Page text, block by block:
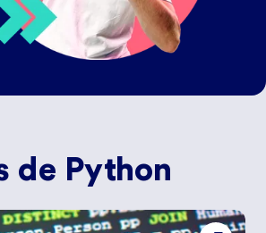
de Python